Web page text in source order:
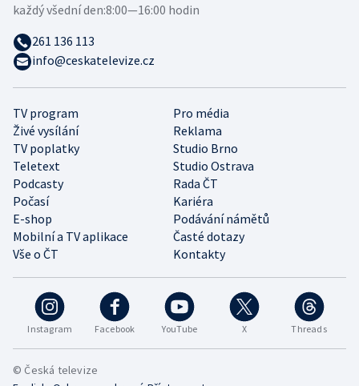
Instagram Facebook YouTube X Threads
TV program
Pro média
Živé vysílání
Reklama
TV poplatky
Studio Brno
Teletext
Studio Ostrava
Podcasty
Rada ČT
Počasí
Kariéra
E-shop
Podávání námětů
Mobilní a TV aplikace
Časté dotazy
Vše o ČT
Kontakty
každý všední den:8:00—16:00 hodin
261 136 113
info@ceskatelevize.cz
© Česká televize